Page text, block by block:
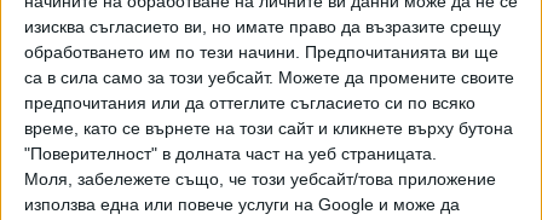
изисква съгласието ви, но имате право да възразите срещу
обработването им по тези начини. Предпочитанията ви ще
са в сила само за този уебсайт. Можете да промените своите
предпочитания или да оттеглите съгласието си по всяко
време, като се върнете на този сайт и кликнете върху бутона
"Поверителност" в долната част на уеб страницата.
Моля, забележете също, че този уебсайт/това приложение
използва една или повече услуги на Google и може да
Другата важна промяна е специално включен текст, че
тези допълнителни плащания са с непостоянен характер.
От мотивите се разбира, че сегашната наредба
провокира различно тълкуване и военнослужещи
претендират тези добавки да се включат в базата за
изчисляване на обезщетения при освобождаване от
военна служба.